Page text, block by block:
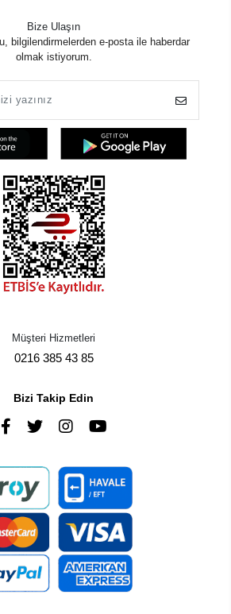
Bize Ulaşın
bilgilendirmelerden e-posta ile haberdar
olmak istiyorum.
Müşteri Hizmetleri
0216 385 43 85
Bizi Takip Edin